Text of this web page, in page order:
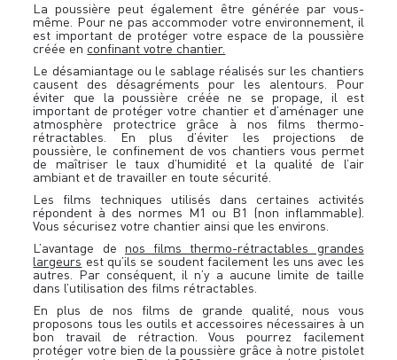
La poussière peut également être générée par vous-
même. Pour ne pas accommoder votre environnement, il
est important de protéger votre espace de la poussière
créée en confinant votre chantier.
Le désamiantage ou le sablage réalisés sur les chantiers
causent des désagréments pour les alentours. Pour
éviter que la poussière créée ne se propage, il est
important de protéger votre chantier et d’aménager une
atmosphère protectrice grâce à nos films thermo-
rétractables. En plus d’éviter les projections de
poussière, le confinement de vos chantiers vous permet
de maîtriser le taux d’humidité et la qualité de l’air
ambiant et de travailler en toute sécurité.
Les films techniques utilisés dans certaines activités
répondent à des normes M1 ou B1 (non inflammable).
Vous sécurisez votre chantier ainsi que les environs.
L’avantage de nos films thermo-rétractables grandes
largeurs est qu’ils se soudent facilement les uns avec les
autres. Par conséquent, il n’y a aucune limite de taille
dans l’utilisation des films rétractables.
En plus de nos films de grande qualité, nous vous
proposons tous les outils et accessoires nécessaires à un
bon travail de rétraction. Vous pourrez facilement
protéger votre bien de la poussière grâce à notre pistolet